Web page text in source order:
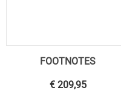
FOOTNOTES
€ 209,95